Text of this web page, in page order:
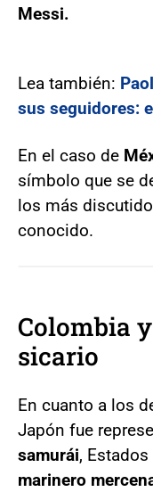
Messi.
Lea también:
sus seguidores:
En el caso de
símbolo que se
los más
conocido.
Colombia
sicario
En cuanto a los
Japón fue
samurái,
marinero